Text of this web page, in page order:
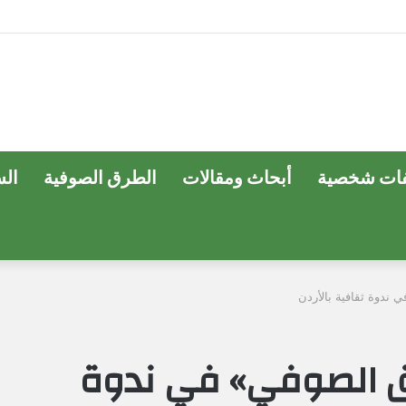
شخصية أبحاث ومقالات الطرق الصوفية
ثقافية بالأردن
الصوفي» في ندوة